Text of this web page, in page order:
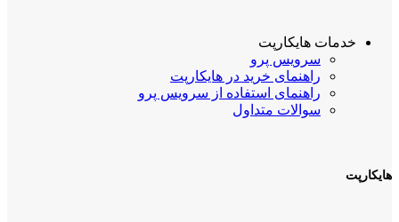
خدمات هایکارپت
سرویس پرو
راهنمای خرید در هایکارپت
راهنمای استفاده از سرویس پرو
سوالات متداول
هایکارپت